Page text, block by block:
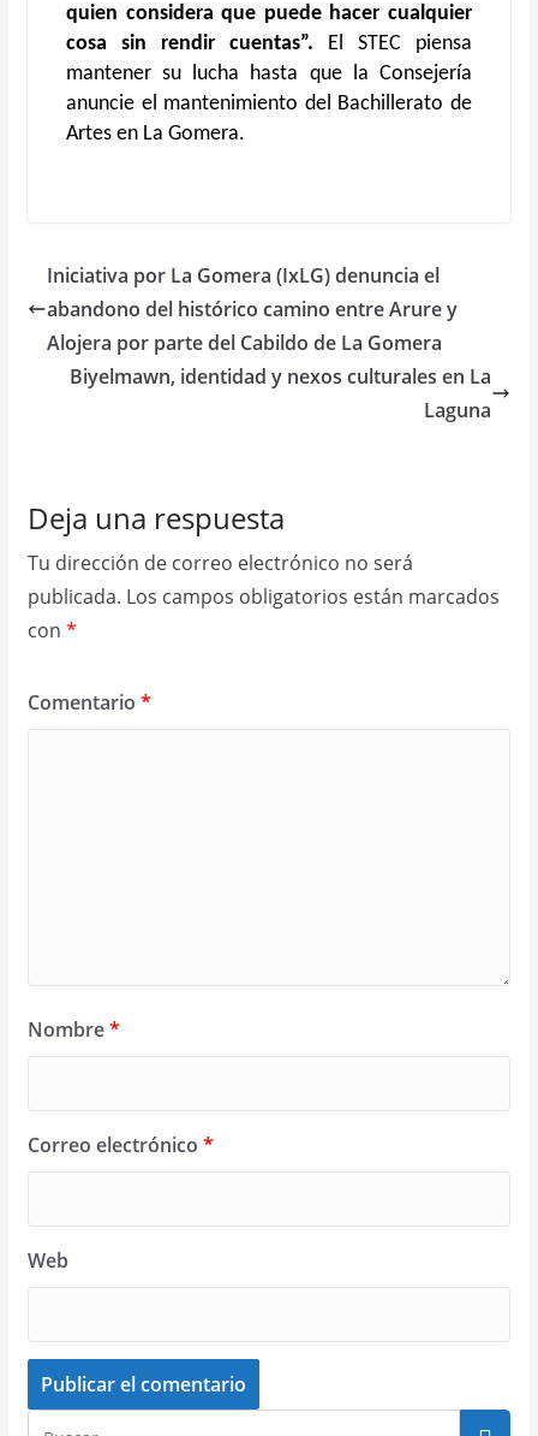
quien considera que puede hacer cualquier
cosa sin rendir cuentas”. El STEC piensa
mantener su lucha hasta que la Consejería
anuncie el mantenimiento del Bachillerato de
Artes en La Gomera.
Iniciativa por La Gomera (IxLG) denuncia el
abandono del histórico camino entre Arure y
Alojera por parte del Cabildo de La Gomera
Biyelmawn, identidad y nexos culturales en La
Laguna
Deja una respuesta
Tu dirección de correo electrónico no será
publicada. Los campos obligatorios están marcados
con *
Comentario *
Nombre*
Correo electrónico *
Web